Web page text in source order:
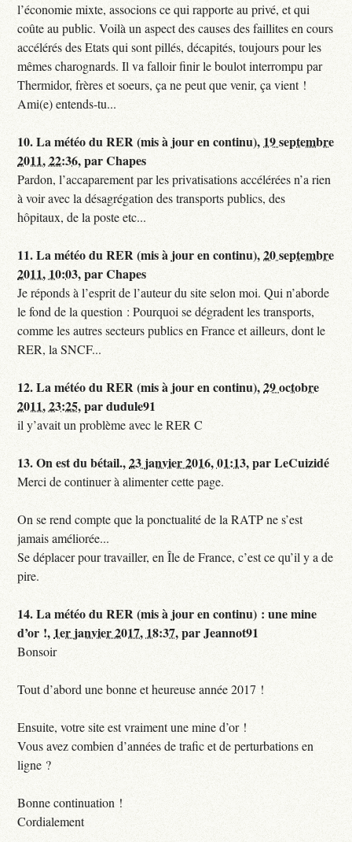
l’économie mixte, associons ce qui rapporte au privé, et qui
coûte au public. Voilà un aspect des causes des faillites en cours
accélérés des Etats qui sont pillés, décapités, toujours pour les
mêmes charognards. Il va falloir finir le boulot interrompu par
Thermidor, frères et soeurs, ça ne peut que venir, ça vient !
Ami(e) entends-tu...
10.La météo du RER (mis à jour en continu), 19 septembre
2011, 22:36,parChapes
Pardon, l’accaparement par les privatisations accélérées n’a rien
à voir avec la désagrégation des transports publics, des
hôpitaux, de la poste etc...
11.La météo du RER (mis à jour en continu),20 septembre
2011, 10:03,parChapes
Je réponds à l’esprit de l’auteur du site selon moi. Qui n’aborde
le fond de la question : Pourquoi se dégradent les transports,
comme les autres secteurs publics en France et ailleurs, dont le
RER, la SNCF...
12.La météo du RER (mis à jour en continu),29 octobre
2011, 23:25,pardudule91
il y’avait un problème avec le RER C
13.On est du bétail.,23 janvier 2016, 01:13,parLeCuizidé
Merci de continuer à alimenter cette page.
On se rend compte que la ponctualité de la RATP ne s’est
jamais améliorée...
Se déplacer pour travailler, en Île de France, c’est ce qu’il y a de
pire.
14.La météo du RER (mis à jour en continu) : une mine
d’or !, 1er janvier 2017, 18:37,parJeannot91
Bonsoir
Tout d’abord une bonne et heureuse année 2017 !
Ensuite, votre site est vraiment une mine d’or !
Vous avez combien d’années de trafic et de perturbations en
ligne ?
Bonne continuation !
Cordialement